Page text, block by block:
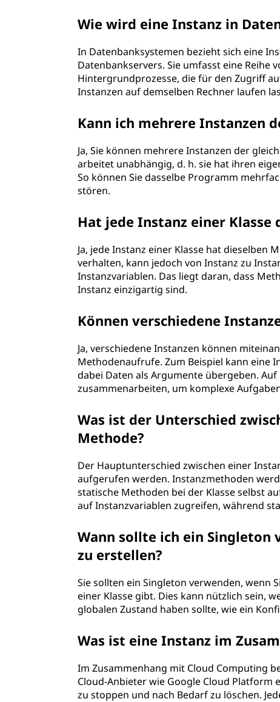
Wie wird eine Instanz in
In Datenbanksystemen bezieht sich eine
Datenbankservers. Sie umfasst eine Reihe
Hintergrundprozesse, die für den Zugriff
Instanzen auf demselben Rechner laufen
Kann ich mehrere Instanzen
Ja, Sie können mehrere Instanzen der
arbeitet unabhängig, d. h. sie hat ihren
So können Sie dasselbe Programm
stören.
Hat jede Instanz einer Klasse
Ja, jede Instanz einer Klasse hat dieselben
verhalten, kann jedoch von Instanz zu
Instanzvariablen. Das liegt daran, dass
Instanz einzigartig sind.
Können verschiedene
Ja, verschiedene Instanzen können
Methodenaufrufe. Zum Beispiel kann eine
dabei Daten als Argumente übergeben.
zusammenarbeiten, um komplexe
Was ist der Unterschied
Methode?
Der Hauptunterschied zwischen einer
aufgerufen werden. Instanzmethoden
statische Methoden bei der Klasse selbst
auf Instanzvariablen zugreifen, während
Wann sollte ich ein
zu erstellen?
Sie sollten ein Singleton verwenden, wenn
einer Klasse gibt. Dies kann nützlich sein,
globalen Zustand haben sollte, wie ein
Was ist eine Instanz im
Im Zusammenhang mit Cloud Computing
Cloud-Anbieter wie Google Cloud Platform
zu stoppen und nach Bedarf zu löschen.